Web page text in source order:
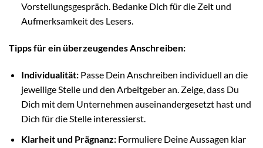
Vorstellungsgespräch. Bedanke Dich für die Zeit und
Aufmerksamkeit des Lesers.
Tipps für ein überzeugendes Anschreiben:
Individualität:Passe Dein Anschreiben individuell an die
jeweilige Stelle und den Arbeitgeber an. Zeige, dass Du
Dich mit dem Unternehmen auseinandergesetzt hast und
Dich für die Stelle interessierst.
Klarheit und Prägnanz:Formuliere Deine Aussagen klar